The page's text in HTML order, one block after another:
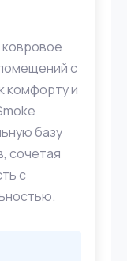
с
комфорту и
базу
сочетая
с